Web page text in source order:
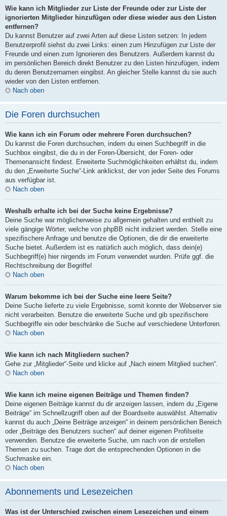
Wie kann ich Mitglieder zur Liste der Freunde oder zur Liste der
ignorierten Mitglieder hinzufügen oder diese wieder aus den Listen
entfernen?
Du kannst Benutzer auf zwei Arten auf diese Listen setzen: In jedem
Benutzerprofil siehst du zwei Links: einen zum Hinzufügen zur Liste der
Freunde und einen zum Ignorieren des Benutzers. Außerdem kannst du
im persönlichen Bereich direkt Benutzer zu den Listen hinzufügen, indem
du deren Benutzernamen eingibst. An gleicher Stelle kannst du sie auch
wieder von den Listen entfernen.
Nach oben
Die Foren durchsuchen
Wie kann ich ein Forum oder mehrere Foren durchsuchen?
Du kannst die Foren durchsuchen, indem du einen Suchbegriff in die
Suchbox eingibst, die du in der Foren-Übersicht, der Foren- oder
Themenansicht findest. Erweiterte Suchmöglichkeiten erhältst du, indem
du den „Erweiterte Suche“-Link anklickst, der von jeder Seite des Forums
aus verfügbar ist.
Nach oben
Weshalb erhalte ich bei der Suche keine Ergebnisse?
Deine Suche war möglicherweise zu allgemein gehalten und enthielt zu
viele gängige Wörter, welche von phpBB nicht indiziert werden. Stelle eine
spezifischere Anfrage und benutze die Optionen, die dir die erweiterte
Suche bietet. Außerdem ist es natürlich auch möglich, dass dein(e)
Suchbegriff(e) hier nirgends im Forum verwendet wurden. Prüfe ggf. die
Rechtschreibung der Begriffe!
Nach oben
Warum bekomme ich bei der Suche eine leere Seite?
Deine Suche lieferte zu viele Ergebnisse, somit konnte der Webserver sie
nicht verarbeiten. Benutze die erweiterte Suche und gib spezifischere
Suchbegriffe ein oder beschränke die Suche auf verschiedene Unterforen.
Nach oben
Wie kann ich nach Mitgliedern suchen?
Gehe zur „Mitglieder“-Seite und klicke auf „Nach einem Mitglied suchen“.
Nach oben
Wie kann ich meine eigenen Beiträge und Themen finden?
Deine eigenen Beiträge kannst du dir anzeigen lassen, indem du „Eigene
Beiträge“ im Schnellzugriff oben auf der Boardseite auswählst. Alternativ
kannst du auch „Deine Beiträge anzeigen“ in deinem persönlichen Bereich
oder „Beiträge des Benutzers suchen“ auf deiner eigenen Profilseite
verwenden. Benutze die erweiterte Suche, um nach von dir erstellen
Themen zu suchen. Trage dort die entsprechenden Optionen in die
Suchmaske ein.
Nach oben
Abonnements und Lesezeichen
Was ist der Unterschied zwischen einem Lesezeichen und einem